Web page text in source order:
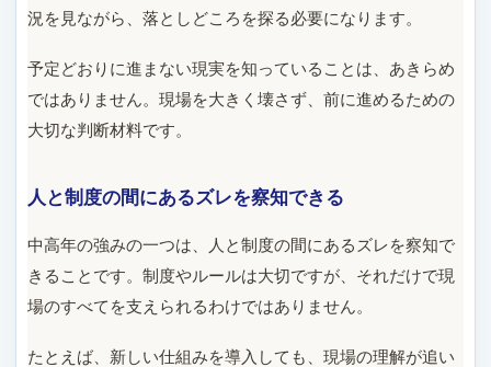
況を見ながら、落としどころを探る必要になります。
予定どおりに進まない現実を知っていることは、あきらめ
ではありません。現場を大きく壊さず、前に進めるための
大切な判断材料です。
人と制度の間にあるズレを察知できる
中高年の強みの一つは、人と制度の間にあるズレを察知で
きることです。制度やルールは大切ですが、それだけで現
場のすべてを支えられるわけではありません。
たとえば、新しい仕組みを導入しても、現場の理解が追い